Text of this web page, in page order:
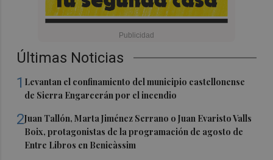
Últimas Noticias
1 Levantan el confinamiento del municipio castellonense
de Sierra Engarcerán por el incendio
2Juan Tallón, Marta Jiménez Serrano o Juan Evaristo Valls
Boix, protagonistas de la programación de agosto de
Entre Libros en Benicàssim